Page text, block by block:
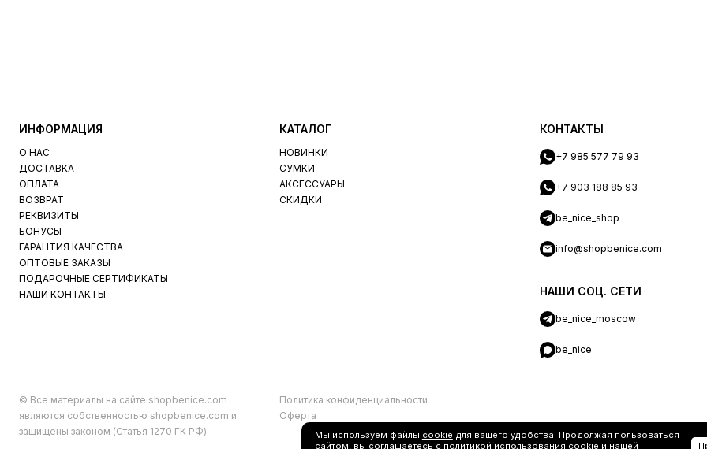
Мы используем файлы cookie для вашего удобства. Продолжая пользоваться
сайтом, вы соглашаетесь с политикой использования cookie и нашей
ИНФОРМАЦИЯ
О НАС
ДОСТАВКА
ОПЛАТА
ВОЗВРАТ
РЕКВИЗИТЫ
БОНУСЫ
ГАРАНТИЯ КАЧЕСТВА
ОПТОВЫЕ ЗАКАЗЫ
ПОДАРОЧНЫЕ СЕРТИФИКАТЫ
НАШИ КОНТАКТЫ
КАТАЛОГ
НОВИНКИ
СУМКИ
АКСЕССУАРЫ
СКИДКИ
КОНТАКТЫ
+7 985 577 79 93
+7 903 188 85 93
be_nice_shop
info@shopbenice.com
НАШИ СОЦ. СЕТИ
be_nice_moscow
be_nice
© Все материалы на сайте shopbenice.com
являются собственностью shopbenice.com и
защищены законом (Статья 1270 ГК РФ)
Политика конфиденциальности
Оферта